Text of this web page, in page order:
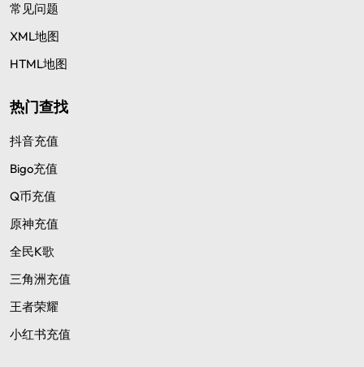
常见问题
XML地图
HTML地图
热门查找
抖音充值
Bigo充值
Q币充值
原神充值
全民K歌
三角洲充值
王者荣耀
小红书充值